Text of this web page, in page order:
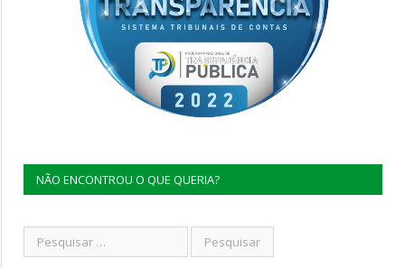
NÃO ENCONTROU O QUE QUERIA?